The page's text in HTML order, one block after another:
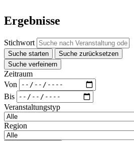
Ergebnisse
Stichwort
Suche starten
Suche zurücksetzen
Suche verfeinern
Zeitraum
Von
Bis
Veranstaltungstyp
Region